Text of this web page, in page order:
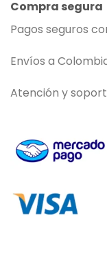
Compra segura
Pagos seguros
Envíos a
Atención y